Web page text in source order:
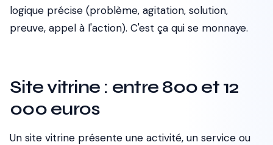
logique précise (problème, agitation, solution,
preuve, appel à l'action). C'est ça qui se monnaye.
Site vitrine : entre 800 et 12
000 euros
Un site vitrine présente une activité, un service ou